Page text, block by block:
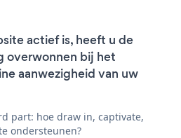
actief is, heeft u de
overwonnen bij het
aanwezigheid van uw
part: hoe draw in, captivate,
ondersteunen?